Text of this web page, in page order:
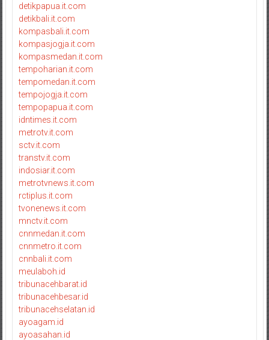
detikpapua.it.com
detikbali.it.com
kompasbali.it.com
kompasjogja.it.com
kompasmedan.it.com
tempoharian.it.com
tempomedan.it.com
tempojogja.it.com
tempopapua.it.com
idntimes.it.com
metrotv.it.com
sctv.it.com
transtv.it.com
indosiar.it.com
metrotvnews.it.com
rctiplus.it.com
tvonenews.it.com
mnctv.it.com
cnnmedan.it.com
cnnmetro.it.com
cnnbali.it.com
meulaboh.id
tribunacehbarat.id
tribunacehbesar.id
tribunacehselatan.id
ayoagam.id
ayoasahan.id